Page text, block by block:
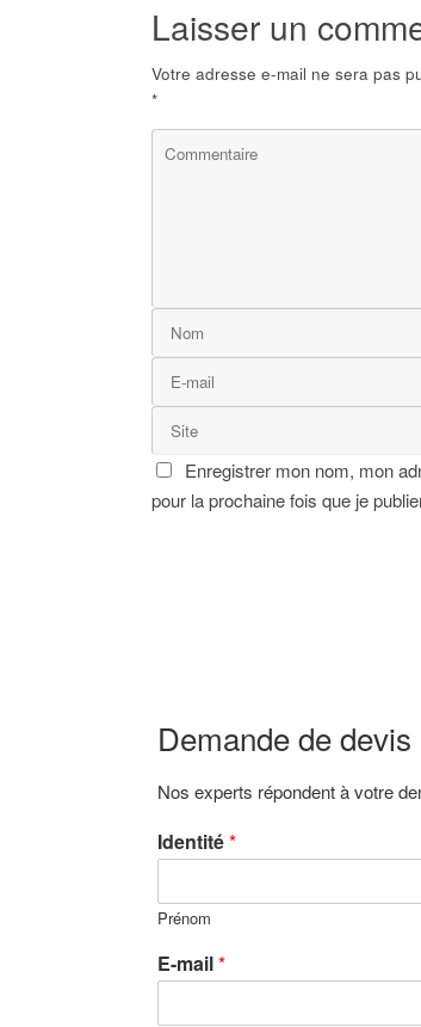
Laisser un
Votre adresse e-mail ne sera pas
*
Enregistrer mon nom, mon
pour la prochaine fois que je
Demande de devis
Nos experts répondent à votre
Identité*
Prénom
E-mail*